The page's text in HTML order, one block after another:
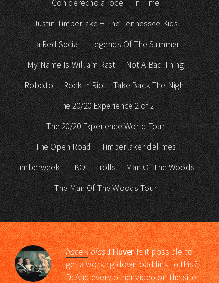
Con derecho a roce
In Time
Justin Timberlake + The Tennessee Kids
La Red Social
Legends Of The Summer
My Name Is William Rast
Not A Bad Thing
Robo.to
Rock in Rio
Take Back The Night
The 20/20 Experience 2 of 2
The 20/20 Experience World Tour
The Open Road
Timberlaker del mes
timberweek
TKO Trolls
Man Of The Woods
The Man Of The Woods Tour
hace 4 díasJTluverIs it possible to
get a working download link to this?
D: And every other video on the site